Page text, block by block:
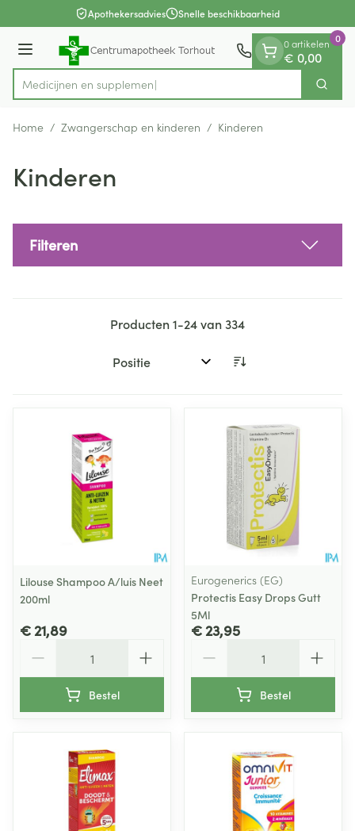
Ga naar de inhoudApothekersadvies Snelle beschikbaarheid
Menu
Product, merk, categorie...
Medi Zoek
0 artikelen
€ 0,00
0
Home / Zwangerschap en kinderen / Kinderen
Kinderen
Filteren
Producten1-24van334
Sorteer op:
Lilouse Shampoo A/luis Neet
200ml
€ 21,89
Bestel
Eurogenerics (EG)
Protectis Easy Drops Gutt
5Ml
€ 23,95
Bestel